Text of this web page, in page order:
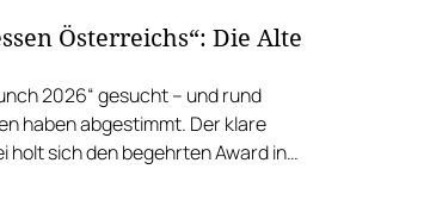
Österreichs“: Die Alte
2026“ gesucht – und rund
haben abgestimmt. Der klare
holt sich den begehrten Award in